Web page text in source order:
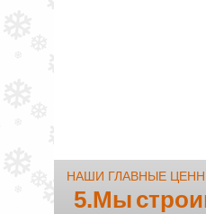
НАШИ ГЛАВНЫЕ
5.Мы